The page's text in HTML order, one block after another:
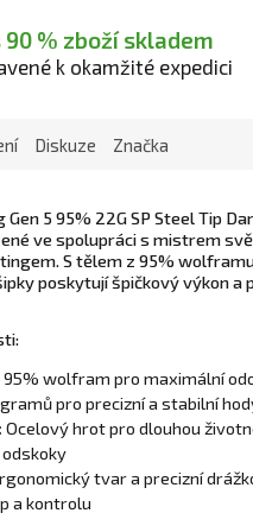
90 % zboží skladem
k okamžité expedici
Diskuze Značka
Gen 5 95% 22G SP Steel Tip
ve spolupráci s mistrem
S tělem z 95%
poskytují špičkový výkon a
95% wolfram pro maximální
pro precizní a stabilní
Ocelový hrot pro dlouhou
tvar a precizní
a kontrolu